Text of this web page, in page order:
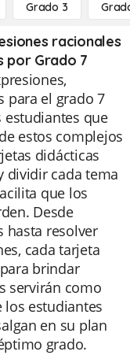
Grado 3
racionales
por Grado 7
para el grado 7
estudiantes que
estos complejos
didácticas
dividir cada tema
que los
Desde
hasta resolver
cada tarjeta
brindar
servirán como
los estudiantes
en su plan
grado.